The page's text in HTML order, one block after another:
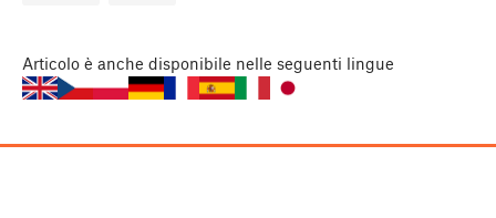
Articolo è anche disponibile nelle seguenti lingue